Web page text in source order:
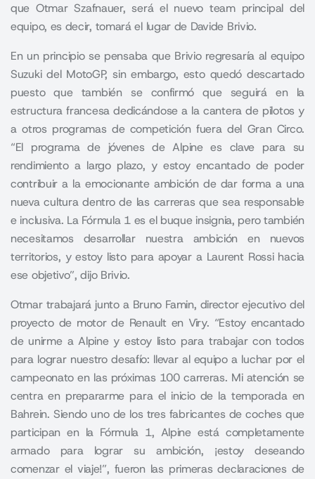
queOtmar Szafnauer, será el nuevo team principal del
equipo, es decir, tomará el lugar de Davide Brivio.
En un principio se pensaba que Brivio regresaría al equipo
Suzuki del MotoGP, sin embargo, esto quedó descartado
puesto que también se confirmó que seguirá en la
estructura francesa dedicándose a la cantera de pilotos y
a otros programas de competición fuera del Gran Circo.
“El programa de jóvenes de Alpine es clave para su
rendimiento a largo plazo, y estoy encantado de poder
contribuir a la emocionante ambición de dar forma a una
nueva cultura dentro de las carreras que sea responsable
e inclusiva. La Fórmula 1 es el buque insignia, pero también
necesitamos desarrollar nuestra ambición en nuevos
territorios, y estoy listo para apoyar a Laurent Rossi hacia
ese objetivo”, dijo Brivio.
Otmar trabajará junto a Bruno Famin, director ejecutivo del
proyecto de motor de Renault en Viry. “Estoy encantado
de unirme a Alpine y estoy listo para trabajar con todos
para lograr nuestro desafío: llevar al equipo a luchar por el
campeonato en las próximas 100 carreras. Mi atención se
centra en prepararme para el inicio de la temporada en
Bahrein. Siendo uno de los tres fabricantes de coches que
participan en la Fórmula 1, Alpine está completamente
armado para lograr su ambición, ¡estoy deseando
comenzar el viaje!”, fueron las primeras declaraciones de